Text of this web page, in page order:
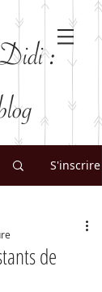
:
S'inscrire
de